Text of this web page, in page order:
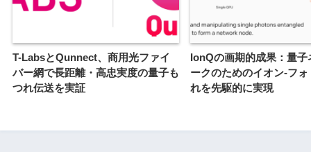
T-LabsとQunnect、商用光ファイ
バー網で長距離・高忠実度の量子も
つれ伝送を実証
IonQの画期的成果：量子
ークのためのイオン-フ
れを先駆的に実現